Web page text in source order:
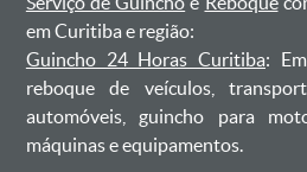
em Curitiba e região:
Guincho 24 Horas Curitiba:
reboque de veículos,
automóveis, guincho para
máquinas e equipamentos.